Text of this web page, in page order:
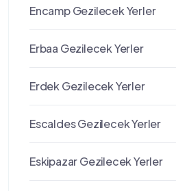
Encamp Gezilecek Yerler
Erbaa Gezilecek Yerler
Erdek Gezilecek Yerler
Escaldes Gezilecek Yerler
Eskipazar Gezilecek Yerler